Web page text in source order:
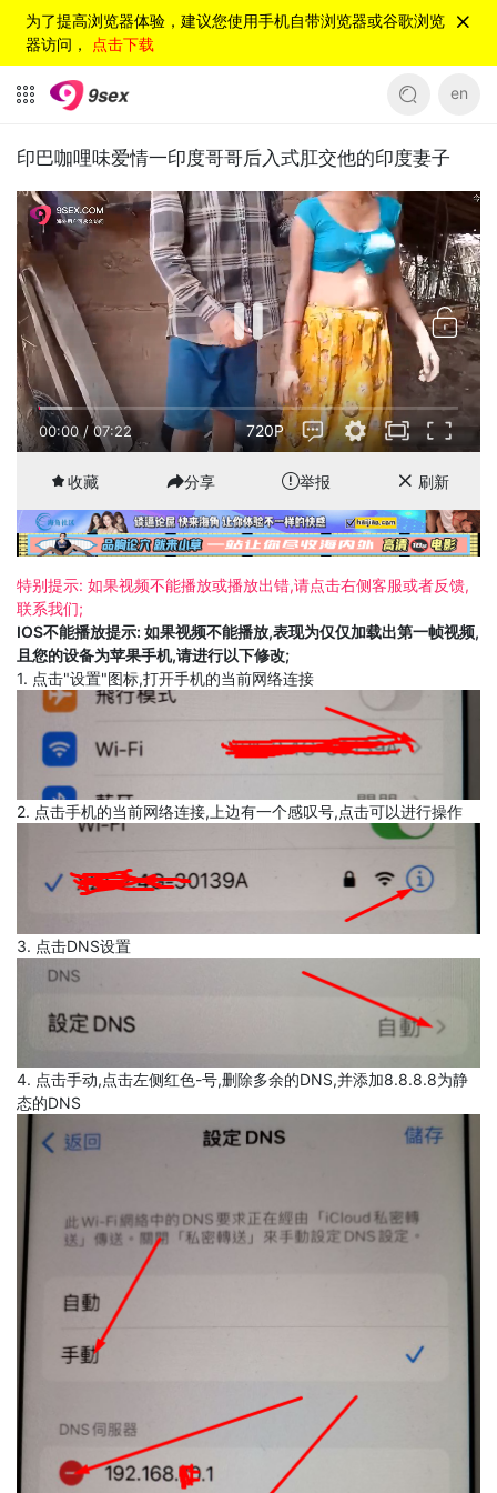
为了提高浏览器体验，建议您使用手机自带浏览器或谷歌浏览
器访问， 点击下载
en
印巴咖哩味爱情一印度哥哥后入式肛交他的印度妻子
00:00/ 07:22 720P
收藏 分享 举报 刷新
特别提示: 如果视频不能播放或播放出错,请点击右侧客服或者反馈,
联系我们;
IOS不能播放提示: 如果视频不能播放,表现为仅仅加载出第一帧视频,
且您的设备为苹果手机,请进行以下修改;
1. 点击"设置"图标,打开手机的当前网络连接
2. 点击手机的当前网络连接,上边有一个感叹号,点击可以进行操作
3. 点击DNS设置
4. 点击手动,点击左侧红色-号,删除多余的DNS,并添加8.8.8.8为静
态的DNS